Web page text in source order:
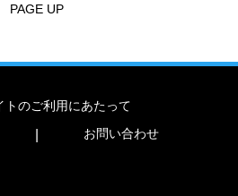
PAGE UP
トのご利用にあたって
お問い合わせ